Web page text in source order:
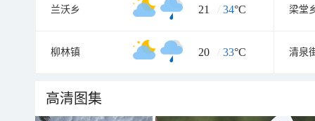
兰沃乡 21 / 34°C 梁堂
柳林镇 20 / 33°C 清泉
高清图集